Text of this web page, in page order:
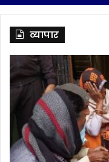
व्यापार